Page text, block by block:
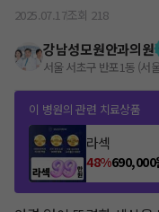
2025.07.17조회 218
강남성모원안과의원
서울 서초구 반포1동 (서
이 병원의 관련 치료상품
라섹
48%690,000